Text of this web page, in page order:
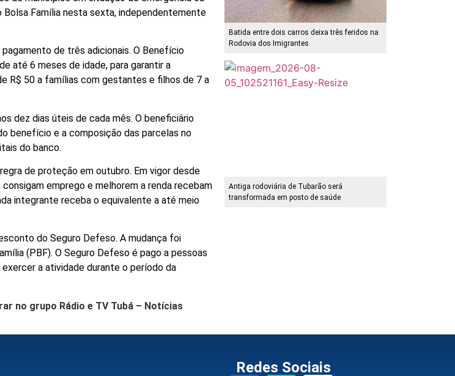
Família nesta sexta, independentemente
de três adicionais. O Benefício
até 6 meses de idade, para garantir a
R$ 50 a famílias com gestantes e filhos de 7 a
dez dias úteis de cada mês. O beneficiário
benefício e a composição das parcelas no
do banco.
de proteção em outubro. Em vigor desde
emprego e melhorem a renda recebam
integrante receba o equivalente a até meio
do Seguro Defeso. A mudança foi
(PBF). O Seguro Defeso é pago a pessoas
a atividade durante o período da
no grupo Rádio e TV Tubá – Notícias
Batida entre dois carros deixa três feridos na
Rodovia dos Imigrantes
Antiga rodoviária de Tubarão será
transformada em posto de saúde
Redes Sociais